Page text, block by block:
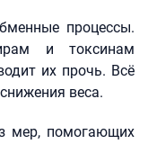
процессы.
и токсинам
их прочь. Всё
веса.
мер, помогающих